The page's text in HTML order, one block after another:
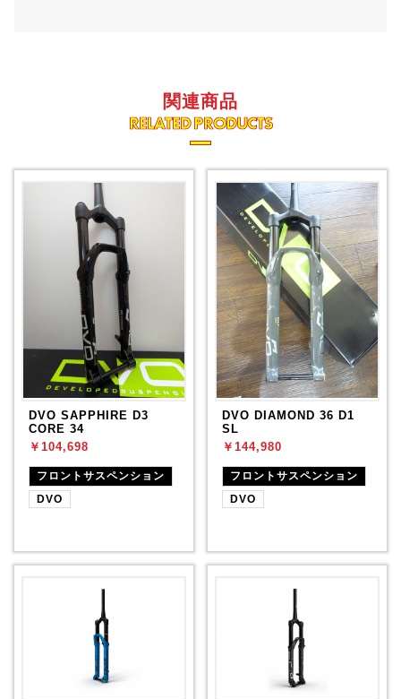
関連商品
RELATED PRODUCTS
DVO SAPPHIRE D3
CORE 34
￥104,698
フロントサスペンション
DVO
DVO DIAMOND 36 D1
SL
￥144,980
フロントサスペンション
DVO